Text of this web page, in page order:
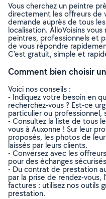
Vous cherchez un peintre
directement les offreurs de
demande auprès de tous
localisation. AlloVoisins
peintres, professionnels et
de vous répondre
C’est gratuit, simple et
Comment bien choisir
Voici nos conseils :
- Indiquez votre besoin en
recherchez-vous ? Est-ce
particulier ou professionnel,
- Consultez la liste de tous
vous à Auxonne ! Sur leur
proposés, les photos de
laissés par leurs clients.
- Conversez avec les
pour des échanges
- Du contrat de prestation
par la prise de rendez-vous,
factures : utilisez nos outils
prestation.